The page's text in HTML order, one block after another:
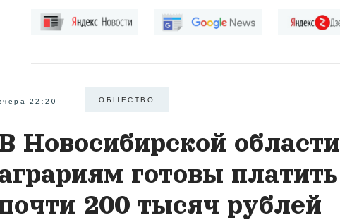
22:20 ОБЩЕСТВО
Новосибирской области
готовы платить
200 тысяч рублей